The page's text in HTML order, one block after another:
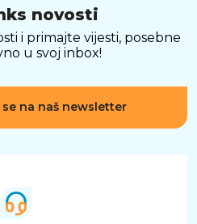
novosti
i primajte vijesti, posebne
u svoj inbox!
na naš newsletter